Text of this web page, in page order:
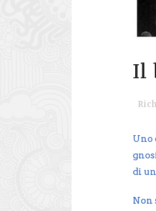
Il
Uno
di
Non